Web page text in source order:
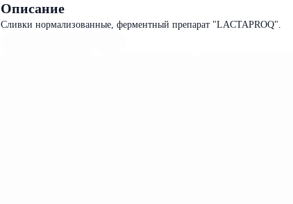
Описание
Сливки нормализованные, ферментный препарат "LACTAPROQ".